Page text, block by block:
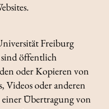
Freiburg
öffentlich
oder Kopieren von
Videos oder anderen
Übertragung von